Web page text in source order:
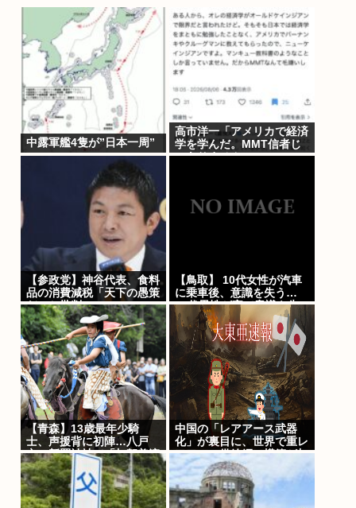
中露軍艦4隻が”日本一周”
高市洋一「アメリカで経済
学を学んだ。MMT信者じ
ゃありません」
【参政党】神谷代表、食料
品の消費減税「天下の愚策
だ」と批判
【鳥取】 10代女性が汽車
に乗車後、意識を失う…
80代男性が家で意識を失
っているのを友人に発見さ
れ重症…40代男性が屋外
の仕事場で作業中に頭痛・
嘔気…熱中症疑いの救急搬
送相次ぐ
【青森】13歳最年少騎
士、声援背に初陣…八戸
市・新羅神社で「加賀美流
騎馬打毬」 イスラエルか
ら訪れていたダニエルさん
「興奮した」
中国の「レアアース武器
化」が裏目に、世界で重レ
アアース供給網の構築が加
速